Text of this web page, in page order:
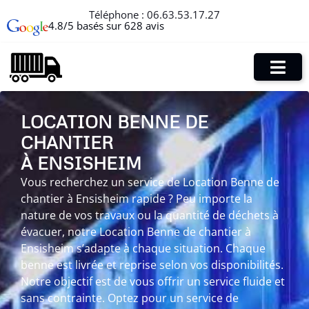
Téléphone : 06.63.53.17.27
4.8/5 basés sur 628 avis
LOCATION BENNE DE
CHANTIER
À ENSISHEIM
Vous recherchez un service de Location Benne de
chantier à Ensisheim rapide ? Peu importe la
nature de vos travaux ou la quantité de déchets à
évacuer, notre Location Benne de chantier à
Ensisheim s’adapte à chaque situation. Chaque
benne est livrée et reprise selon vos disponibilités.
Notre objectif est de vous offrir un service fluide et
sans contrainte. Optez pour un service de